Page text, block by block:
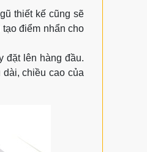
thiết kế cũng sẽ
điểm nhẩn cho
đặt lên hàng đầu.
chiều cao của